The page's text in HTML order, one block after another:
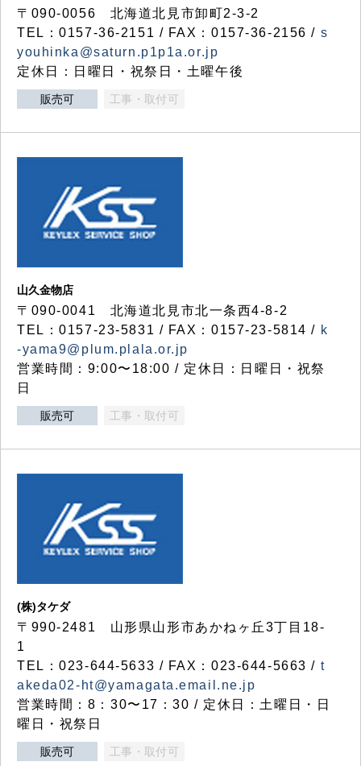
〒090-0056 北海道北見市卸町2-3-2
TEL：0157-36-2151 / FAX：0157-36-2156 / s
youhinka@saturn.p1p1a.or.jp
定休日：日曜日・祝祭日・土曜午後
販売可 工事・取付可
山久金物店
〒090-0041 北海道北見市北一条西4-8-2
TEL：0157-23-5831 / FAX：0157-23-5814 / k
-yama9@plum.plala.or.jp
営業時間：9:00〜18:00 / 定休日：日曜日・祝祭
日
販売可 工事・取付可
(株)タケダ
〒990-2481 山形県山形市あかねヶ丘3丁目18-
1
TEL：023-644-5633 / FAX：023-644-5663 / t
akeda02-ht@yamagata.email.ne.jp
営業時間：8：30〜17：30 / 定休日：土曜日・日
曜日・祝祭日
販売可 工事・取付可